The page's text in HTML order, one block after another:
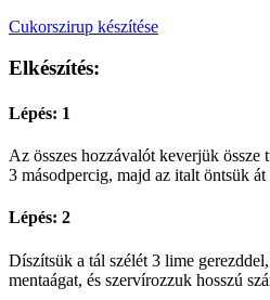
Cukorszirup készítése
Elkészítés:
Lépés: 1
Az összes hozzávalót keverjük
3 másodpercig, majd az italt öntsük
Lépés: 2
Díszítsük a tál szélét 3 lime
mentaágat, és szervírozzuk hosszú